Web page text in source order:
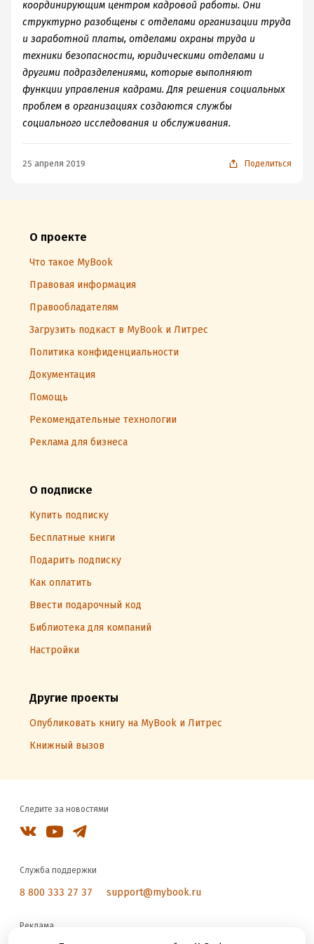
Подчиненные принимают активное участие в
принятии решений и пользуются широкой свободой в
выполнении заданий. Довольно часто, объяснив цели
организации, руководитель позволяет подчиненным
определить свои собственные цели в соответствии с
теми, которые он сформулировал. Эффективность
демократического стиля, как правило, выше по
сравнению с авторитарным. Это объясняется тем,
использует инициативу подчиненных, стимулирует
координирующим центром кадровой работы. Они
структурно разобщены с отделами организации труда
и заработной платы, отделами охраны труда и
техники безопасности, юридическими отделами и
другими подразделениями, которые выполняют
функции управления кадрами. Для решения социальных
проблем в организациях создаются службы
социального исследования и обслуживания.
25 апреля 2019 Поделиться
О проекте
Что такое MyBook
Правовая информация
Правообладателям
Загрузить подкаст в MyBook и Литрес
Политика конфиденциальности
Документация
Помощь
Рекомендательные технологии
Реклама для бизнеса
О подписке
Купить подписку
Бесплатные книги
Подарить подписку
Как оплатить
Ввести подарочный код
Библиотека для компаний
Настройки
Другие проекты
Опубликовать книгу на MyBook и Литрес
Книжный вызов
Следите за новостями
Служба поддержки
8 800 333 27 37 support@mybook.ru
Реклама